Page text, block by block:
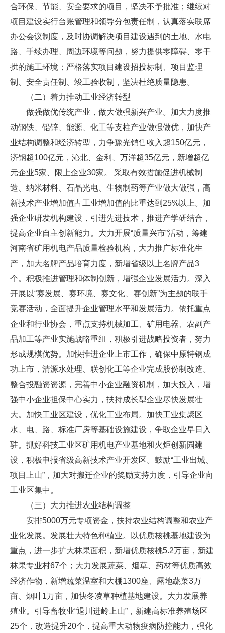
合环保、节能、安全要求的项目，坚决不予批准；继续对
项目建设实行台账管理和领导分包责任制，认真落实联席
办公会议制度，及时协调解决项目建设遇到的土地、水电
路、手续办理、周边环境等问题，努力提供零障碍、零干
扰的施工环境；严格落实项目建设招投标制、项目监理
制、安全责任制、竣工验收制，坚决杜绝质量隐患。
（二）着力推动工业经济转型
做强做优传统产业，做大做强新兴产业。加大力度推
动钢铁、铅锌、能源、化工等支柱产业做强做优，加快产
业结构调整和经济转型，力争豫光销售收入超150亿元，
济钢超100亿元，沁北、金利、万洋超35亿元，新增超亿
元企业5家、限上企业30家。 采取有效措施促进机械制
造、纳米材料、石晶光电、生物制药等产业做大做强，高
新技术产业增加值占工业增加值的比重达到25%以上。加
强企业研发机构建设，引进先进技术，推进产学研结合，
提高企业自主创新能力。大力开展“质量兴市”活动，筹建
河南省矿用机电产品质量检验机构，大力推广标准化生
产，加大名牌产品培育力度，新增省级以上名牌产品3
个。积极推进管理和体制创新，增强企业发展活力。深入
开展以“赛发展、赛环境、赛文化、赛创新”为主题的联手
竞赛活动，全面提升企业管理水平和发展活力。依托重点
企业和行业协会，重点支持机械加工、矿用电器、农副产
品加工等产业实施战略重组，积极引进战略投资者，努力
形成规模优势。加快推进企业上市工作，确保中原特钢成
功上市，清源水处理、联创化工等企业完成股份制改造。
整合投融资资源，完善中小企业融资机制，加大投入，增
强中小企业担保中心实力，扶持成长型企业尽快发展壮
大。加快工业区建设，优化工业布局。加快工业集聚区
水、电、路、标准厂房等基础设施建设，争取企业早日入
驻。抓好科技工业区矿用机电产业基地和火炬创新园建
设，积极申报省级高新技术产业开发区。鼓励“工业出城、
项目上山”，加大对搬迁企业的奖励支持力度，引导企业向
工业区集中。
（三）大力推进农业结构调整
安排5000万元专项资金，扶持农业结构调整和农业产
业化发展。发展壮大特色种植业。以优质核桃基地建设为
重点，进一步扩大林果面积，新增优质核桃5.2万亩，新建
林果专业村67个；大力发展蔬菜、烟草、药材等优质高效
经济作物，新增蔬菜温室和大棚1300座、露地蔬菜3万
亩、烟叶1万亩，加快冬凌草种植基地建设。大力发展养
殖业。引导畜牧业“退川进岭上山”，新建高标准养殖场区
25个，改造提升20个，提高重大动物疫病防控能力，强化